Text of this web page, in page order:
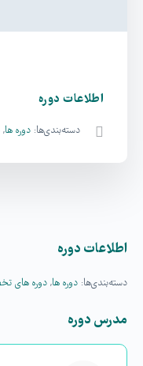
اطلاعات دوره
دسته‌بندی‌ها: دوره ها, دوره های
مدرس دوره
اطلاعات دوره
دسته‌بندی‌ها: دوره ها,